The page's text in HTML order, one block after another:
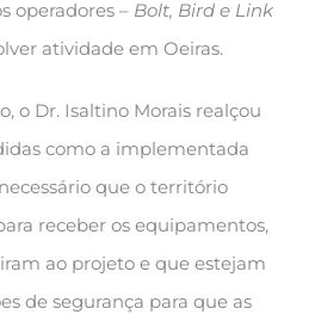
operadores – Bolt, Bird e Link
atividade em Oeiras.
o Dr. Isaltino Morais realçou
como a implementada
que o território
receber os equipamentos,
ao projeto e que estejam
de segurança para que as